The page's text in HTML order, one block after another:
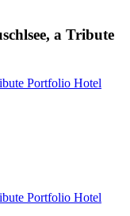
a Tribute
Portfolio Hotel
Portfolio Hotel